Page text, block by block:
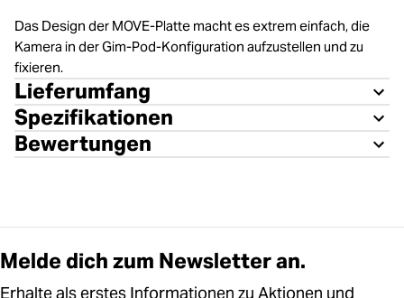
Das Design der MOVE-Platte macht es extrem einfach, die
Kamera in der Gim-Pod-Konfiguration aufzustellen und zu
fixieren.
Lieferumfang
Spezifikationen
Bewertungen
Melde dich zum Newsletter an.
Erhalte als erstes Informationen zu Aktionen und